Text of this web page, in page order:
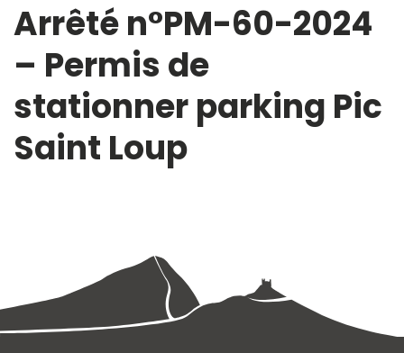
Arrêté n°PM-60-2024
– Permis de
stationner parking Pic
Saint Loup